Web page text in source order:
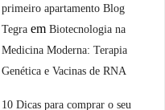
primeiro apartamento Blog
Tegra emBiotecnologia na
Medicina Moderna: Terapia
Genética e Vacinas de RNA
10 Dicas para comprar o seu